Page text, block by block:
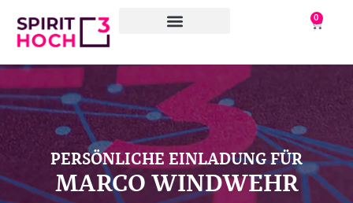
0
PERSÖNLICHE EINLADUNG FÜR
MARCO WINDWEHR